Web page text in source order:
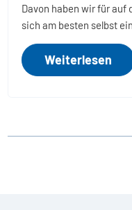
Davon haben wir für auf
sich am besten selbst
Weiterlesen